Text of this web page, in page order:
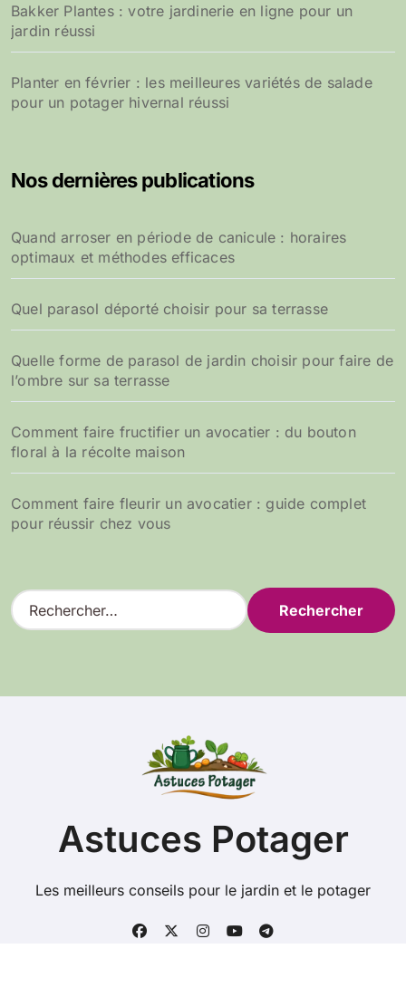
Bakker Plantes : votre jardinerie en ligne pour un
jardin réussi
Planter en février : les meilleures variétés de salade
pour un potager hivernal réussi
Nos dernières publications
Quand arroser en période de canicule : horaires
optimaux et méthodes efficaces
Quel parasol déporté choisir pour sa terrasse
Quelle forme de parasol de jardin choisir pour faire de
l’ombre sur sa terrasse
Comment faire fructifier un avocatier : du bouton
floral à la récolte maison
Comment faire fleurir un avocatier : guide complet
pour réussir chez vous
R
e
r
Astuces Potager
Les meilleurs conseils pour le jardin et le potager